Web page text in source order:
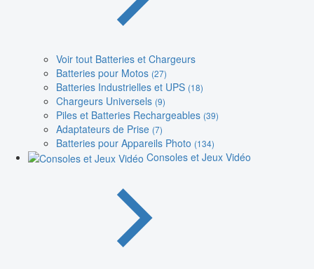
Voir tout Batteries et Chargeurs
Batteries pour Motos (27)
Batteries Industrielles et UPS (18)
Chargeurs Universels (9)
Piles et Batteries Rechargeables (39)
Adaptateurs de Prise (7)
Batteries pour Appareils Photo (134)
Consoles et Jeux Vidéo